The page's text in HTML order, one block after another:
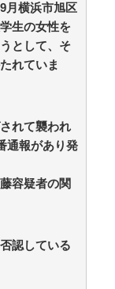
転焼き」
は何と呼
関西圏を離
まとめ
・不安の軽減
の姓は250、
問尊重と平和
、Y字開
か】外国人審
ロンドン五輪
月横浜市旭区
生の女性を
として、そ
れていま
れて襲われ
通報があり発
容疑者の関
認している